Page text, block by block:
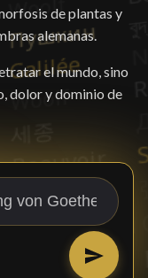
de plantas y
alemanas.
el mundo, sino
dolor y dominio de